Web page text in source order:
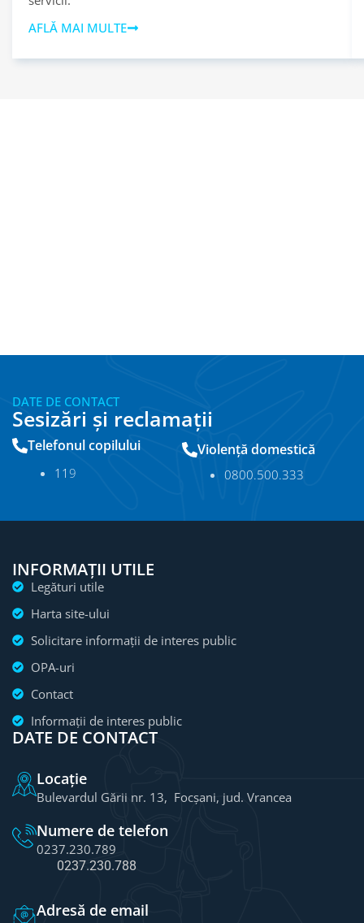
AFLĂ MAI MULTE
DATE DE CONTACT
Sesizări și reclamații
Telefonul copilului
11 9
Violență domestică
0800.500.333
INFORMAȚII UTILE
Legături utile
Harta site-ului
Solicitare informații de interes public
OPA-uri
Contact
Informații de interes public
DATE DE CONTACT
Locație
Bulevardul Gării nr. 13, Focșani, jud. Vrancea
Numere de telefon
0237.230.789
0237.230.788
Adresă de email